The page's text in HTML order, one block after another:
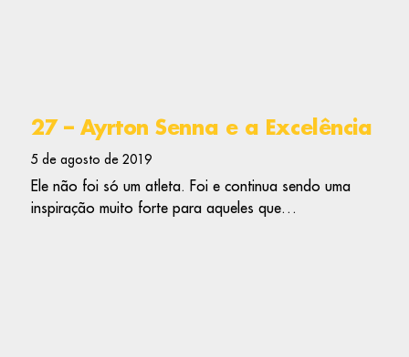
27 – Ayrton Senna e a Excelência
5 de agosto de 2019
Ele não foi só um atleta. Foi e continua sendo uma
inspiração muito forte para aqueles que…